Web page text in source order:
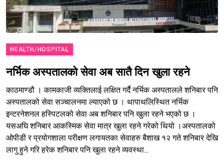
HEALTH/HOSPITAL
नर्भिक अस्पतालको सेवा अब सातै दिन खुला रहने
काठमाण्डौ । कामकाजी व्यक्तिलाई लक्षित गर्दै नर्भिक अस्पतालले शनिबार पनि
अस्पतालको सेवा सञ्चालनमा ल्याएको छ । थापाथलिस्थित नर्भिक
इन्टरनेशनल हस्पिटलको सेवा अब शनिबार पनि खुला रहने भएको छ ।
यसअघि शनिबार आकस्मिक सेवा मात्र खुला रहने गरेको थियो ।अस्पतालको
ओपीडी र प्रयोगशाला परीक्षण लगायतका सेवाहरु बैशाख १२ गते शनिबार देखि
लागु हुने गरि हरेक शनिबार पनि खुला रहने व्यवस्था...